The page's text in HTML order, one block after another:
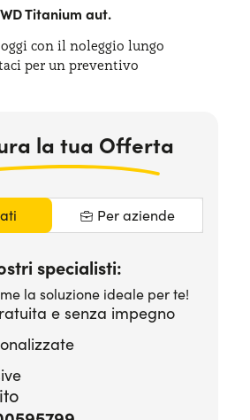
SCEGLI UN PAESE
Titanium aut.
con il noleggio lungo
per un preventivo
la tua Offerta
Per aziende
specialisti:
la soluzione ideale per te!
e senza impegno